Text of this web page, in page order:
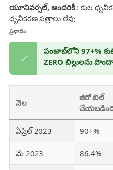
యూనివర్సల్, అందరికీ: కుల
ధృవీకరణ పత్రాలు లేవు
ప్రభావం
పంజాబ్‌లోని 97+%
ZERO బిల్లులను
నెల
జీరో బిల్
ఏప్రిల్ 2023 90+%
మే 2023 86.4%